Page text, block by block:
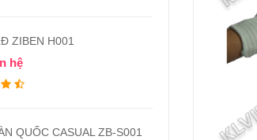
ZIBEN H001
hệ
QUỐC CASUAL ZB-S001